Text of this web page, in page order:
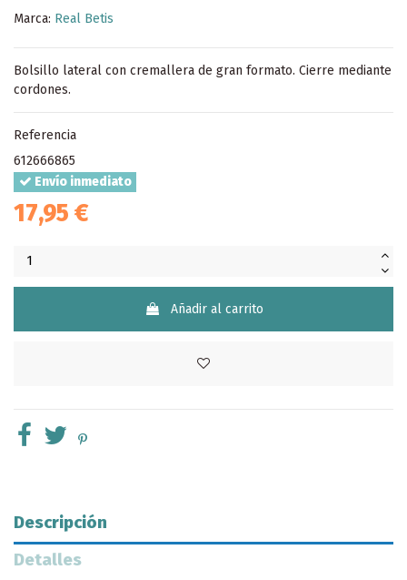
Marca: Real Betis
Bolsillo lateral con cremallera de gran formato. Cierre mediante
cordones.
Referencia
612666865
Envío inmediato
17,95 €
Añadir al carrito
Descripción
Detalles